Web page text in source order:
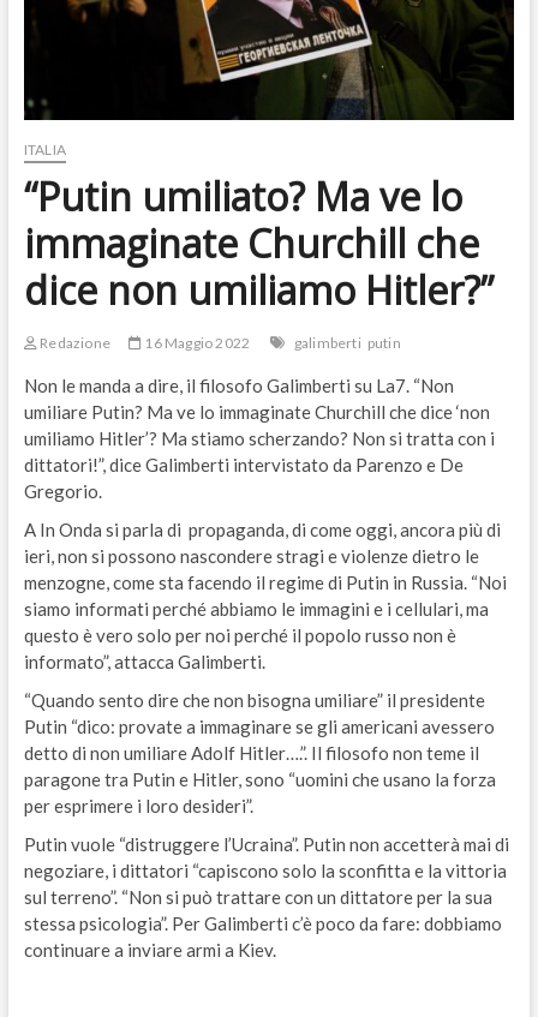
ITALIA
“Putin umiliato? Ma ve lo
immaginate Churchill che
dice non umiliamo Hitler?”
Redazione 16 Maggio 2022 galimberti putin
Non le manda a dire, il filosofo Galimberti su La7. “Non
umiliare Putin? Ma ve lo immaginate Churchill che dice ‘non
umiliamo Hitler’? Ma stiamo scherzando? Non si tratta con i
dittatori!”, dice Galimberti intervistato da Parenzo e De
Gregorio.
A In Onda si parla di propaganda, di come oggi, ancora più di
ieri, non si possono nascondere stragi e violenze dietro le
menzogne, come sta facendo il regime di Putin in Russia. “Noi
siamo informati perché abbiamo le immagini e i cellulari, ma
questo è vero solo per noi perché il popolo russo non è
informato”, attacca Galimberti.
“Quando sento dire che non bisogna umiliare” il presidente
Putin “dico: provate a immaginare se gli americani avessero
detto di non umiliare Adolf Hitler….”. Il filosofo non teme il
paragone tra Putin e Hitler, sono “uomini che usano la forza
per esprimere i loro desideri”.
Putin vuole “distruggere l’Ucraina”. Putin non accetterà mai di
negoziare, i dittatori “capiscono solo la sconfitta e la vittoria
sul terreno”. “Non si può trattare con un dittatore per la sua
stessa psicologia”. Per Galimberti c’è poco da fare: dobbiamo
continuare a inviare armi a Kiev.